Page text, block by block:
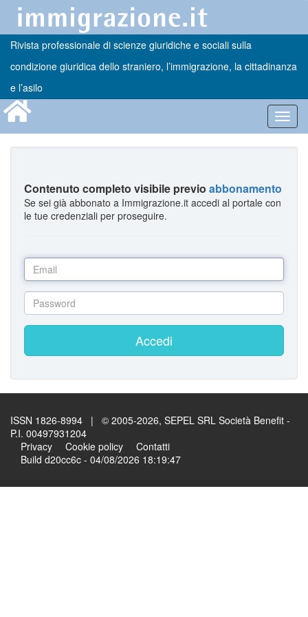
Rivista professionale di scienze giuridiche e sociali sulla
condizione giuridica dello straniero, l’immigrazione, la cittadinanza
e l’asilo
Contenuto completo visibile previo abbonamento
Se sei già abbonato a Immigrazione.it accedi al portale con
le tue credenziali per proseguire.
Accedi
ISSN 1826-8994 | © 2005-2026, SEPEL SRL Società Benefit -
P.I. 00497931204
Privacy
Cookie policy
Contatti
Build d20cc6c - 04/08/2026 18:19:47